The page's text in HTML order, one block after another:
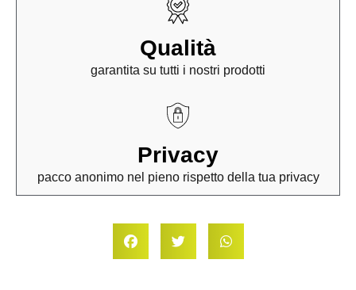
Qualità
garantita su tutti i nostri prodotti
Privacy
pacco anonimo nel pieno rispetto della tua privacy